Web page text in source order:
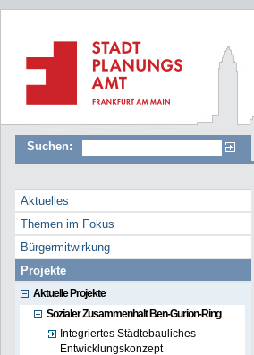
Suchen:
Aktuelles
Themen im Fokus
Bürgermitwirkung
Projekte
Aktuelle Projekte
Sozialer Zusammenhalt Ben-Gurion-Ring
Integriertes Städtebauliches
Entwicklungskonzept